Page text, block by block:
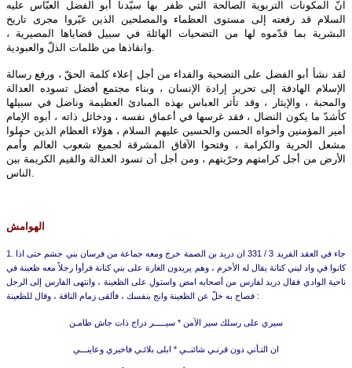
انّ المكونات التربوية الصالحة التي ظفر بها سيّدنا أبو الفضل العبّاس عليه‌
السلام قد رفعته إلى مستوى العظماء والمصلحين الذين غيّروا مجرى تاريخ
البشرية بما قدّموه لها من التضحيات الهائلة في سبيل قضاياها المصيرية ،
وانقاذها من ظلمات الذلّ والعبودية.
لقد نشأ أبو الفضل على التضحية والفداء من أجل إعلاء كلمة الحقّ ، ورفع رسالة
الإسلام الهادفة إلى تحرير إرادة الإنسان ، وبناء مجتمع أفضل تسوده العدالة
والمحبة ، والإيثار ، وقد تأثر العباس بهذه المبادئ العظيمة وناضل في سبيلها
كأشدّ ما يكون النضال ، فقد غرسها في أعماق نفسه ، ودخائل ذاته ، أبوه الإمام
أمير المؤمنين وأخواه الحسن والحسين عليهم‌ السلام ، هؤلاء العظام الذين حملوا
مشعل الحرية والكرامة ، وفتحوا الآفاق المشرقة لجميع شعوب العالم وأُمم
الأرض من أجل كرامتهم وحرّيتهم ، ومن أجل أن تسود العدالة والقيم الكريمة بين
الناس.
الهوامش
1. جاء في العقد الفريد 3 / 331 ان دريد بن الصمة خرج ومعه جماعة من فرسان بني جشم حتى اذا
كانوا في واد لبني كنانة يقال له الأخرم ، وهم يريدون الغارة على بني كنانة فرأوا رجلاً معه ظعينة في
ناحية الوادي فقال دريد لفارس من أصحابه امض واستولِ على الظعينة ، وانتهى الفارس إلى الرجل
فصاح به خلّ عن الظعينة وانج بنفسك ، فألقى زمام الناقة ، وقال للظعينة :
سيري على رسلك سير الآمن * سيـــــر دراج ذات جاش طامـن
ان التـأني دون قرنـي شائنــي * ابلى بلائـي فاخبري وعاينـــي